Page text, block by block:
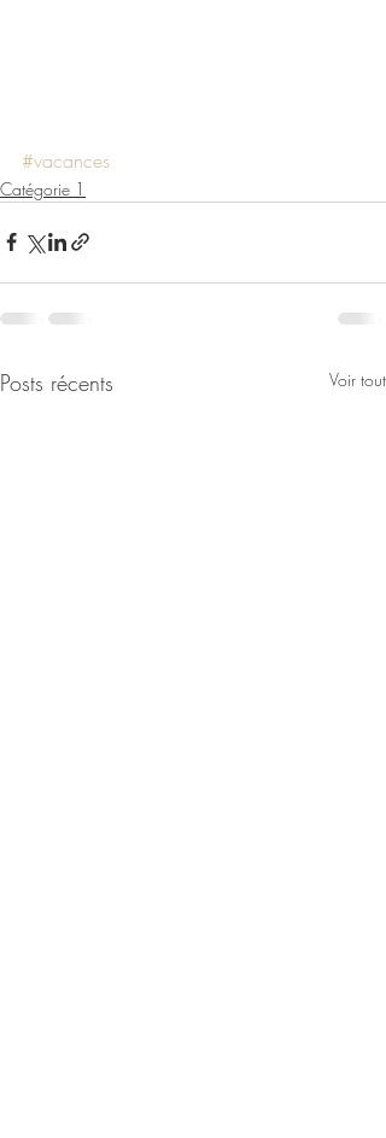
#vacances
Catégorie 1
Posts récents Voir tout